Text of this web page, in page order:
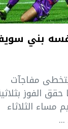
بني
مفاجآت
الفوز
الثلاثاء